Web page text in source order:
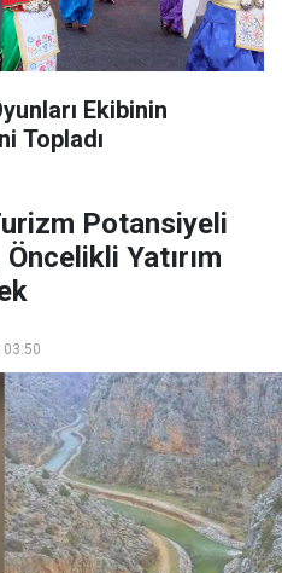
Ekibinin
Topladı
Potansiyeli
Yatırım